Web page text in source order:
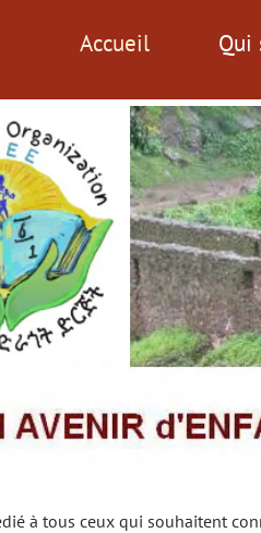
Accueil Qui
à tous ceux qui souhaitent